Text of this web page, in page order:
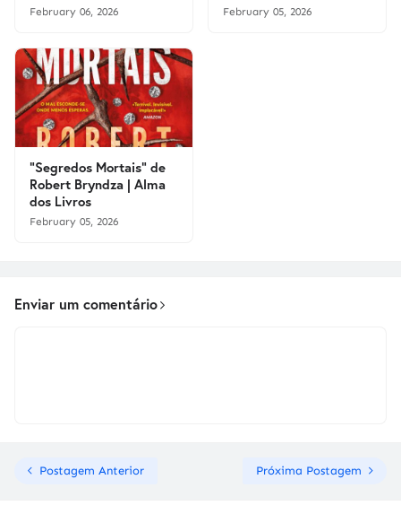
February 06, 2026 February 05, 2026
"Segredos Mortais" de
Robert Bryndza | Alma
dos Livros
February 05, 2026
Enviar um comentário
Postagem Anterior Próxima Postagem